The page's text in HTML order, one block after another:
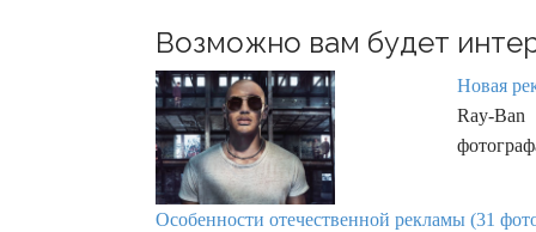
Возможно вам будет
Новая
Ray-
Особенности отечественной рекламы (31